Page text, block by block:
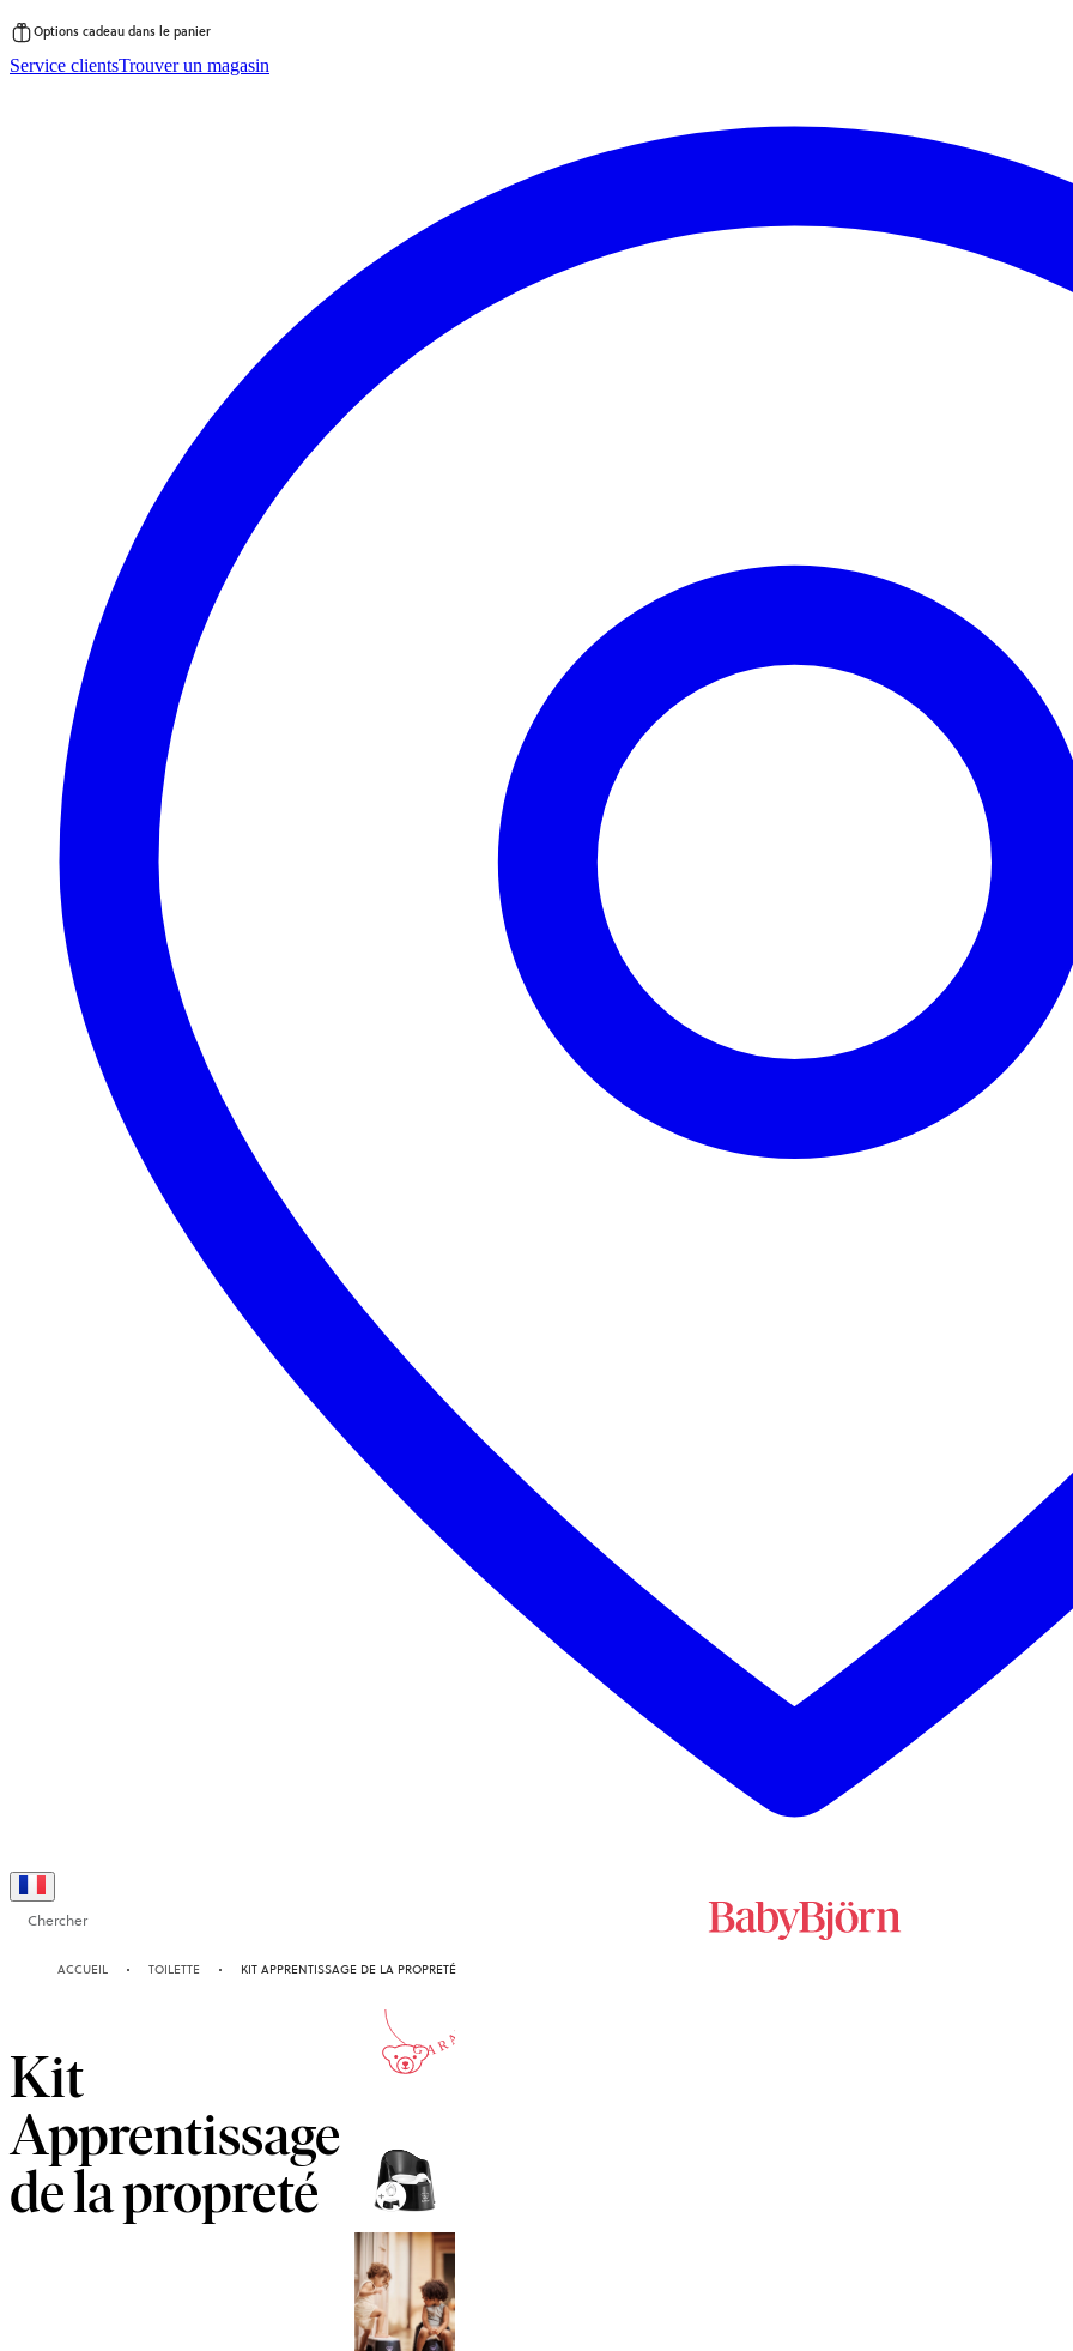
au
Options cadeau dans le panier
Service clientsTrouver un magasin
Chercher
ACCUEIL TOILETTE KIT APPRENTISSAGE DE LA PROPRETÉ
Kit
Apprentissage
de la propreté
2-ANS
GARANTIE